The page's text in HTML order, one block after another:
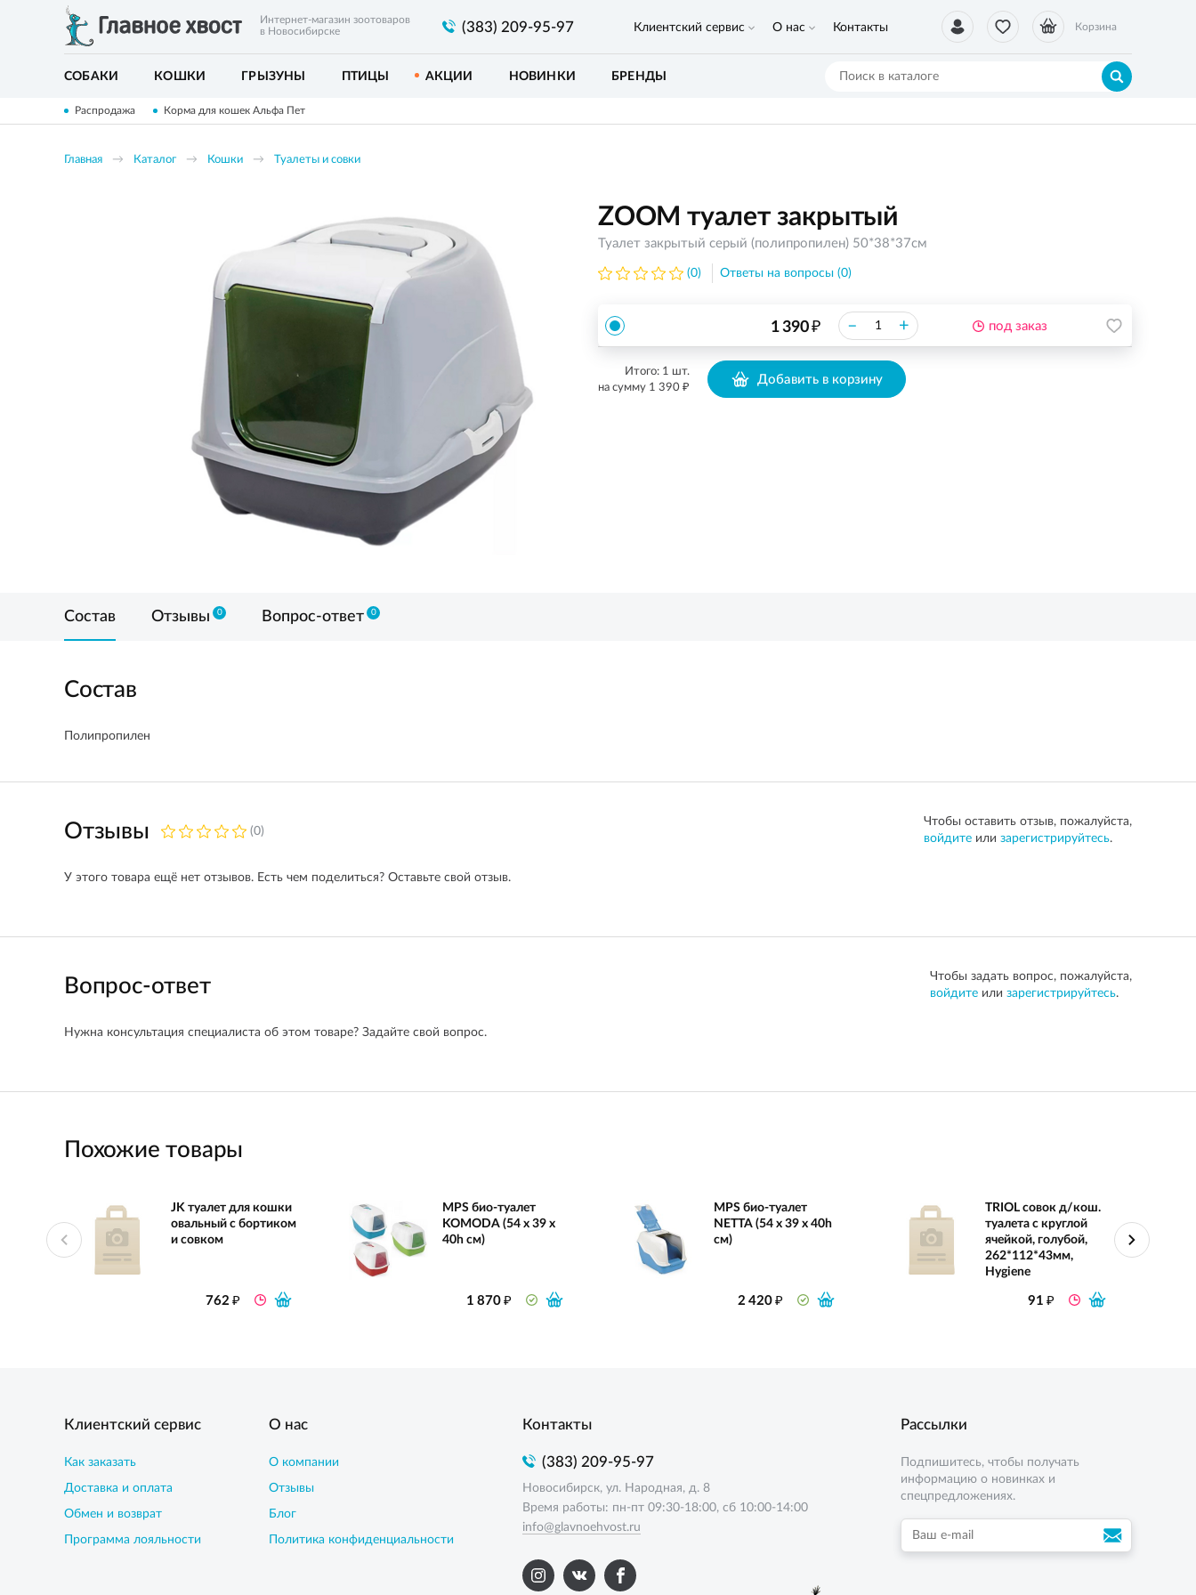
Интернет-магазин зоотоваров
в Новосибирске
(383) 209-95-97 Корзина
Клиентский сервис О нас Контакты
СОБАКИ КОШКИ ГРЫЗУНЫ ПТИЦЫ АКЦИИ НОВИНКИ БРЕНДЫ
Распродажа Корма для кошек Альфа Пет
Главная Каталог Кошки Туалеты и совки
ZOOM туалет закрытый
Туалет закрытый серый (полипропилен) 50*38*37см
(0) Ответы на вопросы (0)
1 390₽ – + под заказ
Итого: 1 шт.
на сумму 1 390 ₽ Добавить в корзину
Состав Отзывы 0 Вопрос-ответ 0
Состав
Полипропилен
Отзывы (0)
Чтобы оставить отзыв, пожалуйста,
войдите или зарегистрируйтесь.
У этого товара ещё нет отзывов. Есть чем поделиться? Оставьте свой отзыв.
Вопрос-ответ
Чтобы задать вопрос, пожалуйста,
войдите или зарегистрируйтесь.
Нужна консультация специалиста об этом товаре? Задайте свой вопрос.
Похожие товары
JK туалет для кошки
овальный с бортиком
и совком
762₽
MPS био-туалет
KOMODA (54 х 39 х
40h см)
1 870₽
MPS био-туалет
NETTA (54 х 39 х 40h
см)
2 420₽
TRIOL совок д/кош.
туалета с круглой
ячейкой, голубой,
262*112*43мм,
Hygiene
91₽
Клиентский сервис
Как заказать
Доставка и оплата
Обмен и возврат
Программа лояльности
О нас
О компании
Отзывы
Блог
Политика конфиденциальности
Контакты
(383) 209-95-97
Новосибирск, ул. Народная, д. 8
Время работы: пн-пт 09:30-18:00, сб 10:00-14:00
info@glavnoehvost.ru
Рассылки
Подпишитесь, чтобы получать
информацию о новинках и
спецпредложениях.